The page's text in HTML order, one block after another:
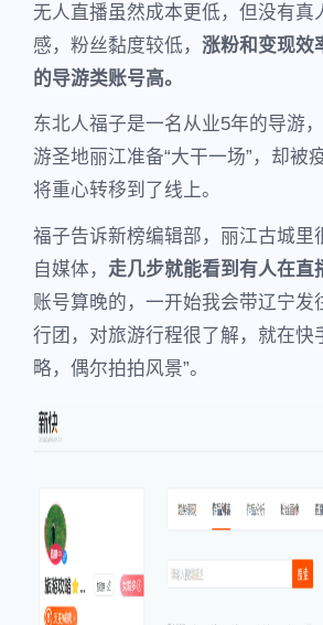
无人直播虽然成本更低，但没有真
感，粉丝黏度较低， 涨粉和变现效
的导游类账号高。
东北人福子是一名从业5年的导游
游圣地丽江准备“大干一场”，却被
将重心转移到了线上。
福子告诉新榜编辑部，丽江古城里
自媒体， 走几步就能看到有人在直
账号算晚的，一开始我会带辽宁发
行团，对旅游行程很了解，就在快
略，偶尔拍拍风景”。